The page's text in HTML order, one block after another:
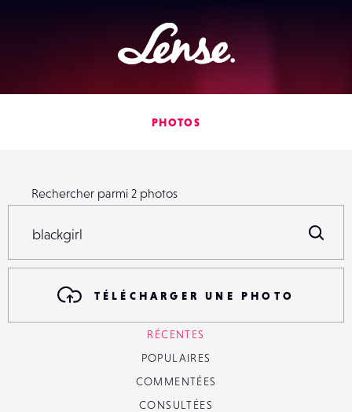
Lense
PHOTOS
Rechercher parmi 2 photos
TÉLÉCHARGER UNE PHOTO
RÉCENTES
POPULAIRES
COMMENTÉES
CONSULTÉES